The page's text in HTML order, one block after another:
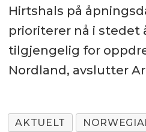
Hirtshals på
prioriterer nå i stedet
tilgjengelig for
Nordland, avslutter
AKTUELT